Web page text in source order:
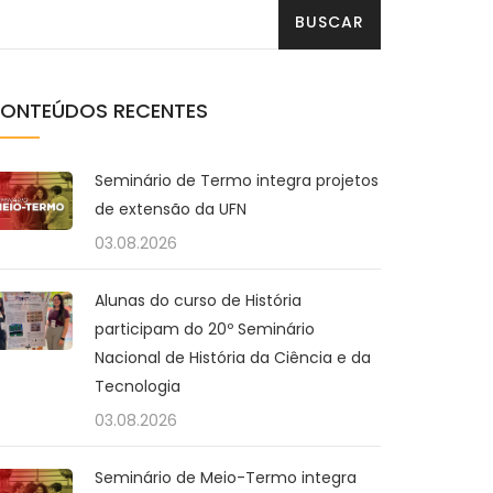
RECENTES
Seminário de Termo integra projetos
de extensão da UFN
03.08.2026
Alunas do curso de História
participam do 20º Seminário
Nacional de História da Ciência e da
Tecnologia
03.08.2026
Seminário de Meio-Termo integra